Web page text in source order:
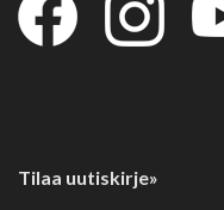
Tilaa uutiskirje»